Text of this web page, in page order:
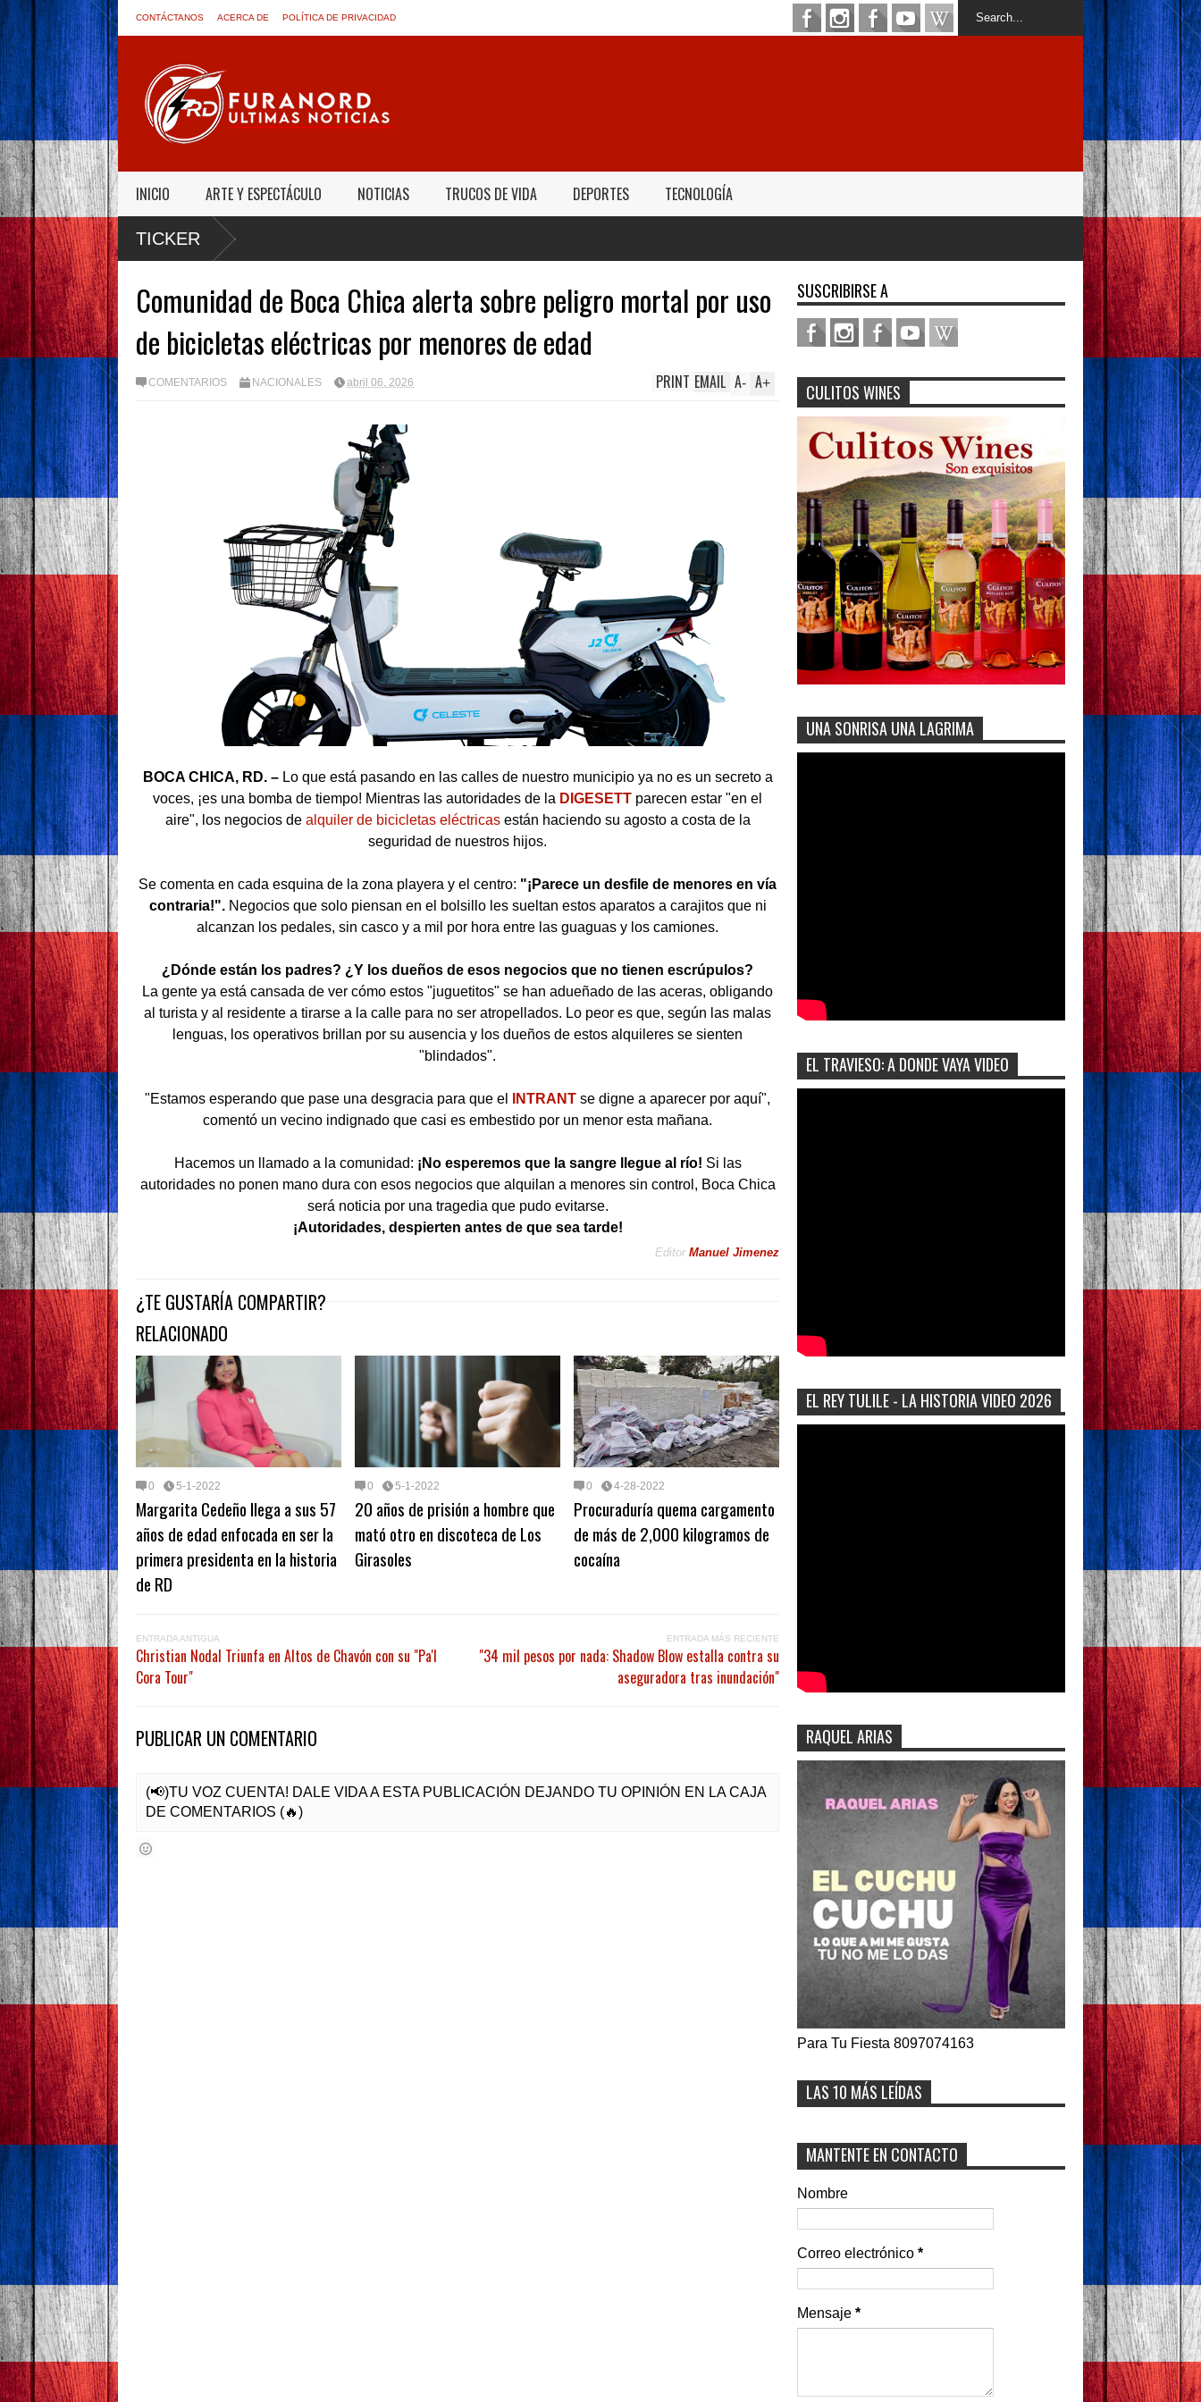
CONTÁCTANOS ACERCA DE POLÍTICA DE PRIVACIDAD
INICIO ARTE Y ESPECTÁCULO NOTICIAS TRUCOS DE VIDA DEPORTES TECNOLOGÍA
TICKER
Comunidad de Boca Chica alerta sobre peligro mortal por uso
de bicicletas eléctricas por menores de edad
COMENTARIOS NACIONALES abril 06, 2026 A+
A-
EMAIL
PRINT
BOCA CHICA, RD. –Lo que está pasando en las calles de nuestro municipio ya no es un secreto a
voces, ¡es una bomba de tiempo! Mientras las autoridades de la DIGESETT parecen estar "en el
aire", los negocios de alquiler de bicicletas eléctricasestán haciendo su agosto a costa de la
seguridad de nuestros hijos.
Se comenta en cada esquina de la zona playera y el centro: "¡Parece un desfile de menores en vía
contraria!". Negocios que solo piensan en el bolsillo les sueltan estos aparatos a carajitos que ni
alcanzan los pedales, sin casco y a mil por hora entre las guaguas y los camiones.
¿Dónde están los padres? ¿Y los dueños de esos negocios que no tienen escrúpulos?
La gente ya está cansada de ver cómo estos "juguetitos" se han adueñado de las aceras, obligando
al turista y al residente a tirarse a la calle para no ser atropellados. Lo peor es que, según las malas
lenguas, los operativos brillan por su ausencia y los dueños de estos alquileres se sienten
"blindados".
"Estamos esperando que pase una desgracia para que el INTRANT se digne a aparecer por aquí",
comentó un vecino indignado que casi es embestido por un menor esta mañana.
Hacemos un llamado a la comunidad: ¡No esperemos que la sangre llegue al río! Si las
autoridades no ponen mano dura con esos negocios que alquilan a menores sin control, Boca Chica
será noticia por una tragedia que pudo evitarse.
¡Autoridades, despierten antes de que sea tarde!
Editor Manuel Jimenez
¿TE GUSTARÍA COMPARTIR?
RELACIONADO
0 5-1-2022
Margarita Cedeño llega a sus 57
años de edad enfocada en ser la
primera presidenta en la historia
de RD
0 5-1-2022
20 años de prisión a hombre que
mató otro en discoteca de Los
Girasoles
0 4-28-2022
Procuraduría quema cargamento
de más de 2,000 kilogramos de
cocaína
ENTRADA MÁS RECIENTE
"34 mil pesos por nada: Shadow Blow estalla contra su
aseguradora tras inundación"
ENTRADA ANTIGUA
Christian Nodal Triunfa en Altos de Chavón con su "Pa'l
Cora Tour"
PUBLICAR UN COMENTARIO
(📢)TU VOZ CUENTA! DALE VIDA A ESTA PUBLICACIÓN DEJANDO TU OPINIÓN EN LA CAJA
DE COMENTARIOS (🔥)
SUSCRIBIRSE A
CULITOS WINES
UNA SONRISA UNA LAGRIMA
EL TRAVIESO: A DONDE VAYA VIDEO
EL REY TULILE - LA HISTORIA VIDEO 2026
RAQUEL ARIAS
Para Tu Fiesta 8097074163
LAS 10 MÁS LEÍDAS
MANTENTE EN CONTACTO
Nombre
Correo electrónico *
Mensaje *